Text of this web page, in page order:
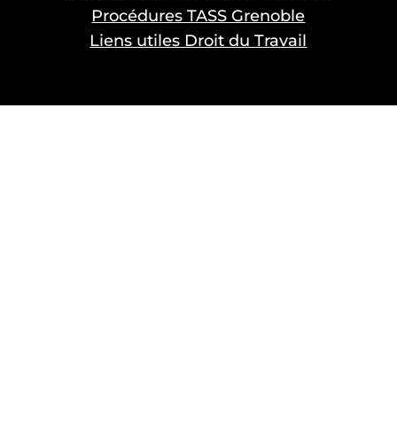
Procédures TASS Grenoble
Liens utiles Droit du Travail